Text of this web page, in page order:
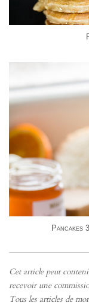
Pancakes
Cet article peut
recevoir une
Tous les articles de